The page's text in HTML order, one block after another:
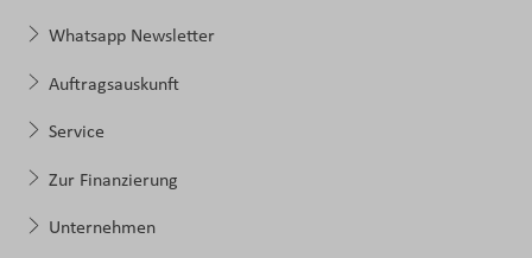
Whatsapp Newsletter
Auftragsauskunft
Service
Zur Finanzierung
Unternehmen